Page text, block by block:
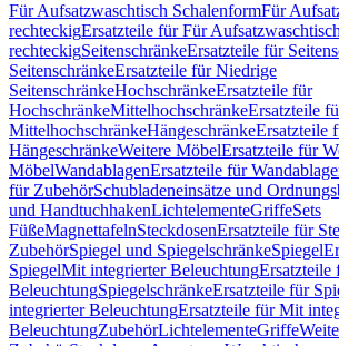
Für Aufsatzwaschtisch SchalenformFür
rechteckigErsatzteile für Für Aufsatzwaschtisch
rechteckigSeitenschränkeErsatzteile für
SeitenschränkeErsatzteile für Niedrige
SeitenschränkeHochschränkeErsatzteile für
HochschränkeMittelhochschränkeErsatzteile
MittelhochschränkeHängeschränkeErsatzteile
HängeschränkeWeitere MöbelErsatzteile für
MöbelWandablagenErsatzteile für
für ZubehörSchubladeneinsätze und
und HandtuchhakenLichtelementeGriffeSets
FüßeMagnettafelnSteckdosenErsatzteile für
ZubehörSpiegel und SpiegelschränkeSpiegel
SpiegelMit integrierter BeleuchtungErsatzteile
BeleuchtungSpiegelschränkeErsatzteile für
integrierter BeleuchtungErsatzteile für Mit
BeleuchtungZubehörLichtelementeGriffe